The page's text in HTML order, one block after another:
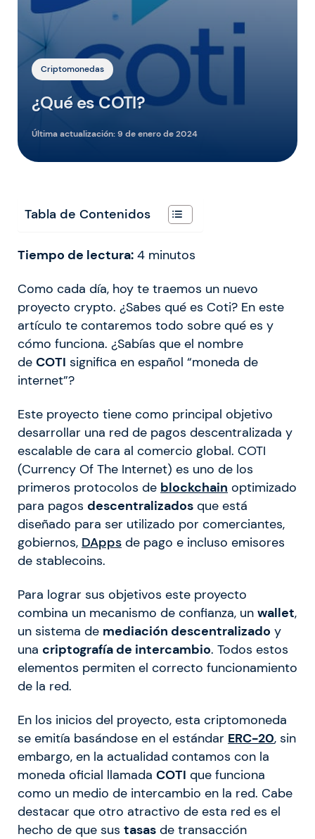
Criptomonedas
¿Qué es COTI?
Última actualización:9 de enero de 2024
Tabla de Contenidos
Tiempo de lectura: 4 minutos
Como cada día, hoy te traemos un nuevo
proyecto crypto. ¿Sabes qué es Coti? En este
artículo te contaremos todo sobre qué es y
cómo funciona. ¿Sabías que el nombre
de COTI significa en español “moneda de
internet”?
Este proyecto tiene como principal objetivo
desarrollar una red de pagos descentralizada y
escalable de cara al comercio global. COTI
(Currency Of The Internet) es uno de los
primeros protocolos de blockchain optimizado
para pagos descentralizados que está
diseñado para ser utilizado por comerciantes,
gobiernos, DApps de pago e incluso emisores
de stablecoins.
Para lograr sus objetivos este proyecto
combina un mecanismo de confianza, un wallet,
un sistema de mediación descentralizado y
una criptografía de intercambio. Todos estos
elementos permiten el correcto funcionamiento
de la red.
En los inicios del proyecto, esta criptomoneda
se emitía basándose en el estándar ERC-20, sin
embargo, en la actualidad contamos con la
moneda oficial llamada COTI que funciona
como un medio de intercambio en la red. Cabe
destacar que otro atractivo de esta red es el
hecho de que sus tasas de transacción